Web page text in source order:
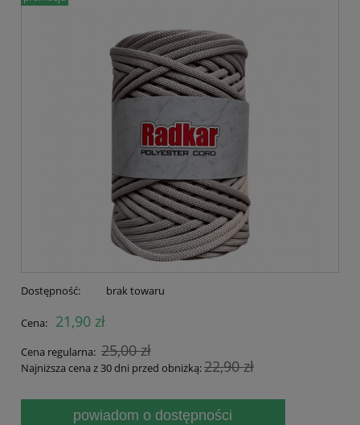
Dostępność: brak towaru
Cena: 21,90 zł
Cena regularna: 25,00 zł
Najniższa cena z 30 dni przed obniżką:22,90 zł
powiadom o dostępności